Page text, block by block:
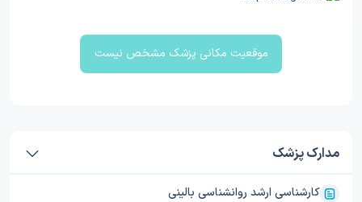
موقعیت مکانی پزشک مشخص نیست
مدارک پزشک
کارشناسی ارشد روانشناسی بالینی